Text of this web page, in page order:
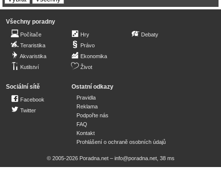
Všechny poradny
Počítače
Teraristika
Akvaristika
Kutilství
Hry
Právo
Ekonomika
Život
Debaty
Sociální sítě
Facebook
Twitter
Ostatní odkazy
Pravidla
Reklama
Podpořte nás
FAQ
Kontakt
Prohlášení o ochraně osobních údajů
© 2005-2026 Poradna.net – info@poradna.net, 38 ms